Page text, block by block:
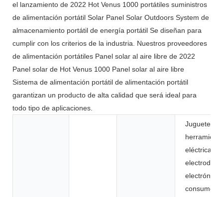
el lanzamiento de 2022 Hot Venus 1000 portátiles suministros
de alimentación portátil Solar Panel Solar Outdoors System de
almacenamiento portátil de energía portátil Se diseñan para
cumplir con los criterios de la industria. Nuestros proveedores
de alimentación portátiles Panel solar al aire libre de 2022
Panel solar de Hot Venus 1000 Panel solar al aire libre
Sistema de alimentación portátil de alimentación portátil
garantizan un producto de alta calidad que será ideal para
todo tipo de aplicaciones.
Juguetes,
eléctricas,
electrónica
consumo,